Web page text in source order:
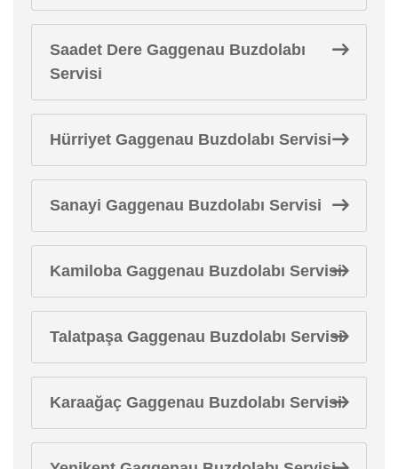
Saadet Dere Gaggenau Buzdolabı
Servisi
Hürriyet Gaggenau Buzdolabı Servisi
Sanayi Gaggenau Buzdolabı Servisi
Kamiloba Gaggenau Buzdolabı Servisi
Talatpaşa Gaggenau Buzdolabı Servisi
Karaağaç Gaggenau Buzdolabı Servisi